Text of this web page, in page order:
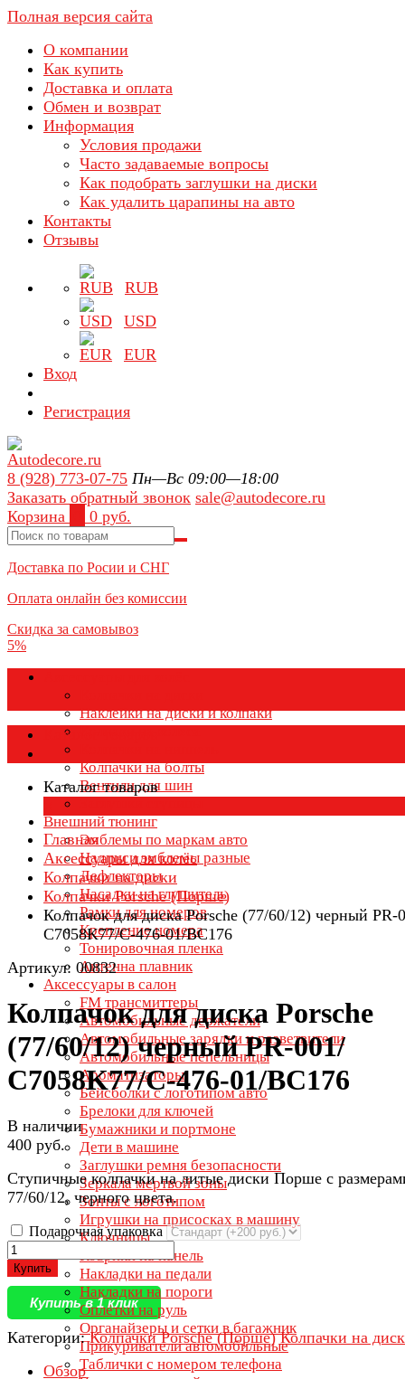
Полная версия сайта
О компании
Как купить
Доставка и оплата
Обмен и возврат
Информация
Условия продажи
Часто задаваемые вопросы
Как подобрать заглушки на диски
Как удалить царапины на авто
Контакты
Отзывы
RUB
USD
EUR
Вход
Регистрация
8 (928) 773-07-75 Пн—Вс 09:00—18:00
Заказать обратный звонок sale@autodecore.ru
Корзина
0 руб.
Доставка по Росии и СНГ
Оплата онлайн без комиссии
Скидка за самовывоз
5%
Наклейки на диски и колпаки
Колпаки на колеса
Колпачки на болты
Вентили для шин
Внешний тюнинг
Эмблемы по маркам авто
Надписи эмблемы разные
Дефлекторы
Насадки на глушитель
Рамки для номеров
Крепление номера
Тонировочная пленка
Антенна плавник
Аксессуары в салон
FM трансмиттеры
Автомобильные держатели
Автомобильные зарядки и разветвители
Автомобильные пепельницы
Ароматизаторы
Бейсболки с логотипом авто
Брелоки для ключей
Бумажники и портмоне
Дети в машине
Заглушки ремня безопасности
Зеркала мертвой зоны
Зонты с логотипом
Игрушки на присосках в машину
Ключницы
Коврики на панель
Накладки на педали
Накладки на пороги
Оплётки на руль
Органайзеры и сетки в багажник
Прикуриватели автомобильные
Таблички с номером телефона
Каталог товаров
Каталог товаров
Главная
Аксессуары для колёс
Колпачки на диски
Колпачки Porsche (Порше)
Колпачок для диска Porsche (77/60/12) черный PR-
C7058K77/C-476-01/BC176
Артикул: 00832
Колпачок для диска Porsche
(77/60/12) черный PR-001/
C7058K77/C-476-01/BC176
В наличии
400 руб.
Ступичные колпачки на литые диски Порше с
77/60/12, черного цвета.
Подарочная упаковка
Купить
Купить в 1 клик
Категории:Колпачки Porsche (Порше) Колпачки на
Обзор